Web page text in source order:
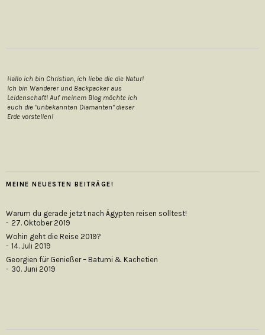
Hallo ich bin Christian, ich liebe die die Natur!
Ich bin Wanderer und Backpacker aus
Leidenschaft! Auf meinem Blog möchte ich
euch die "unbekannten Diamanten" dieser
Erde vorstellen!
MEINE NEUESTEN BEITRÄGE!
Warum du gerade jetzt nach Ägypten reisen solltest!
27. Oktober 2019
Wohin geht die Reise 2019?
14. Juli 2019
Georgien für Genießer – Batumi & Kachetien
30. Juni 2019